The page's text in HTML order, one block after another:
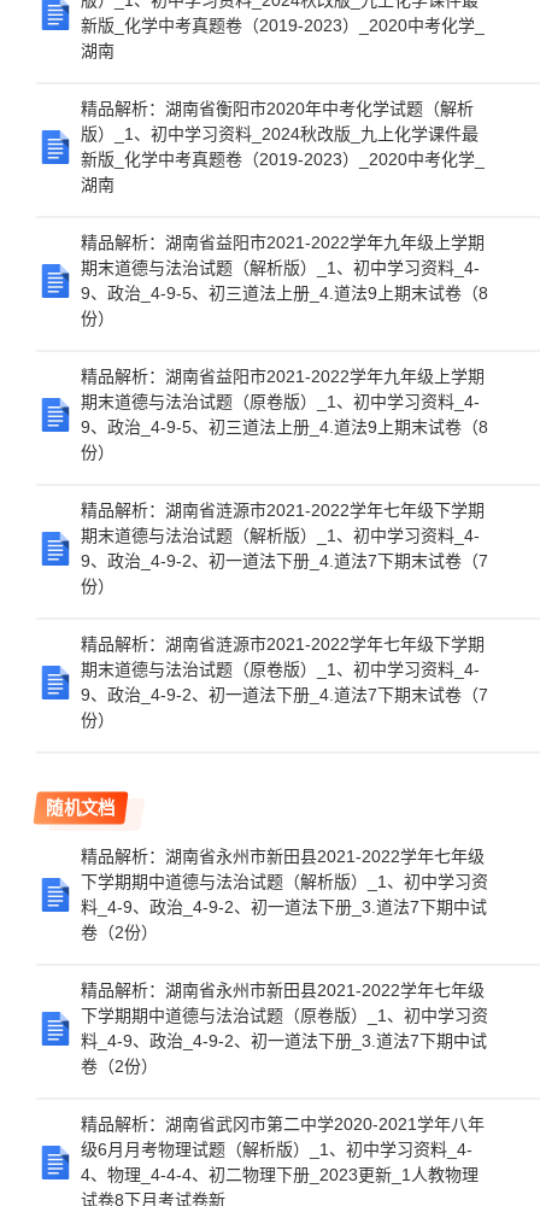
新版_化学中考真题卷（2019-2023）_2020中考化学_
湖南
精品解析：湖南省衡阳市2020年中考化学试题（解析
版）_1、初中学习资料_2024秋改版_九上化学课件最
新版_化学中考真题卷（2019-2023）_2020中考化学_
湖南
精品解析：湖南省益阳市2021-2022学年九年级上学期
期末道德与法治试题（解析版）_1、初中学习资料_4-
9、政治_4-9-5、初三道法上册_4.道法9上期末试卷（8
份）
精品解析：湖南省益阳市2021-2022学年九年级上学期
期末道德与法治试题（原卷版）_1、初中学习资料_4-
9、政治_4-9-5、初三道法上册_4.道法9上期末试卷（8
份）
精品解析：湖南省涟源市2021-2022学年七年级下学期
期末道德与法治试题（解析版）_1、初中学习资料_4-
9、政治_4-9-2、初一道法下册_4.道法7下期末试卷（7
份）
精品解析：湖南省涟源市2021-2022学年七年级下学期
期末道德与法治试题（原卷版）_1、初中学习资料_4-
9、政治_4-9-2、初一道法下册_4.道法7下期末试卷（7
份）
随机文档
精品解析：湖南省永州市新田县2021-2022学年七年级
下学期期中道德与法治试题（解析版）_1、初中学习资
料_4-9、政治_4-9-2、初一道法下册_3.道法7下期中试
卷（2份）
精品解析：湖南省永州市新田县2021-2022学年七年级
下学期期中道德与法治试题（原卷版）_1、初中学习资
料_4-9、政治_4-9-2、初一道法下册_3.道法7下期中试
卷（2份）
精品解析：湖南省武冈市第二中学2020-2021学年八年
级6月月考物理试题（解析版）_1、初中学习资料_4-
4、物理_4-4-4、初二物理下册_2023更新_1人教物理
试卷8下月考试卷新